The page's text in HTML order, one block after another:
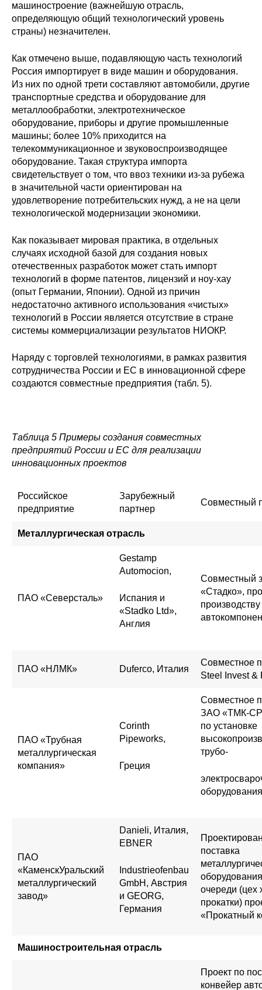
машиностроение (важнейшую отрасль,
определяющую общий технологический уровень
страны) незначителен.
Как отмечено выше, подавляющую часть технологий
Россия импортирует в виде машин и оборудования.
Из них по одной трети составляют автомобили, другие
транспортные средства и оборудование для
металлообработки, электротехническое
оборудование, приборы и другие промышленные
машины; более 10% приходится на
телекоммуникационное и звуковоспроизводящее
оборудование. Такая структура импорта
свидетельствует о том, что ввоз техники из-за рубежа
в значительной части ориентирован на
удовлетворение потребительских нужд, а не на цели
технологической модернизации экономики.
Как показывает мировая практика, в отдельных
случаях исходной базой для создания новых
отечественных разработок может стать импорт
технологий в форме патентов, лицензий и ноу-хау
(опыт Германии, Японии). Одной из причин
недостаточно активного использования «чистых»
технологий в России является отсутствие в стране
системы коммерциализации результатов НИОКР.
Наряду с торговлей технологиями, в рамках развития
сотрудничества России и ЕС в инновационной сфере
создаются совместные предприятия (табл. 5).
Таблица 5 Примеры создания совместных
предприятий России и ЕС для реализации
инновационных проектов
Российское
предприятие
Зарубежный
партнер
Совместный
Металлургическая отрасль
ПАО «Северсталь»
Gestamp
Automocion,
Испания и
«Stadko Ltd»,
Англия
Совместный
«Стадко»,
производству
ПАО «НЛМК» Duferco, Италия
Совместное
Steel Invest &
ПАО «Трубная
металлургическая
компания»
Corinth
Pipeworks,
Греция
Совместное
ЗАО «ТМК-
по установке
трубо-
оборудования
ПАО
«КаменскУральский
металлургический
завод»
Danieli, Италия,
EBNER
Industrieofenbau
GmbH, Австрия
и GEORG,
Германия
поставка
очереди (цех
прокатки)
«Прокатный
Машиностроительная отрасль
Проект по
конвейер